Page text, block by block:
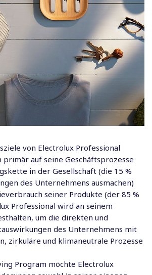
von Electrolux Professional
auf seine Geschäftsprozesse
in der Gesellschaft (die 15 %
des Unternehmens ausmachen)
seiner Produkte (der 85 %
Professional wird an seinem
um die direkten und
des Unternehmens mit
zirkuläre und klimaneutrale Prozesse
Program möchte Electrolux